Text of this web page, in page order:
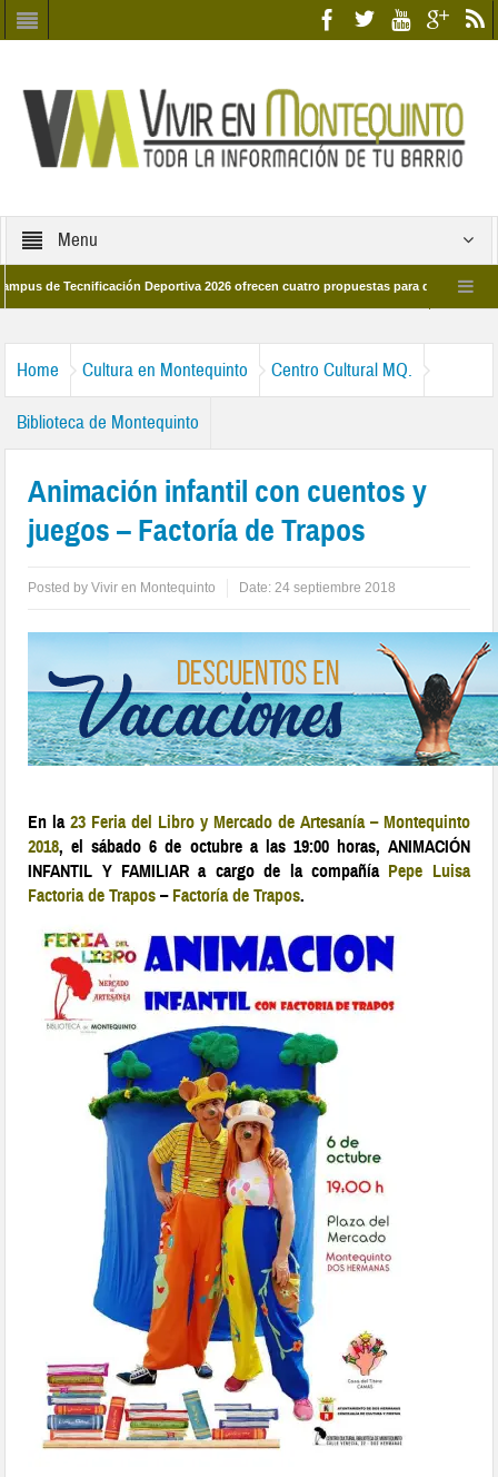
Menu
Tecnificación Deportiva 2026 ofrecen cuatro propuestas para disfrutar del
Home Cultura en Montequinto Centro Cultural MQ.
Biblioteca de Montequinto
Animación infantil con cuentos y
juegos – Factoría de Trapos
Posted byVivir en Montequinto Date:24 septiembre 2018
En la23 Feria del Libro y Mercado de Artesanía – Montequinto
2018, el sábado 6 de octubre a las 19:00 horas, ANIMACIÓN
INFANTIL Y FAMILIAR a cargo de la compañía Pepe Luisa
Factoria de Trapos–Factoría de Trapos.